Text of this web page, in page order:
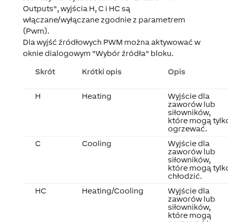
Outputs", wyjścia H, C i HC są
włączane/wyłączane zgodnie z parametrem
(Pwm).
Dla wyjść źródłowych PWM można aktywować w
oknie dialogowym "Wybór źródła" bloku.
Skrót Krótki opis Opis
H Heating
Wyjście dla
zaworów lub
siłowników,
które mogą
ogrzewać.
C
Cooling
Wyjście dla
zaworów lub
siłowników,
które mogą
chłodzić.
HC
Heating/Cooling
Wyjście dla
zaworów lub
siłowników,
które mogą